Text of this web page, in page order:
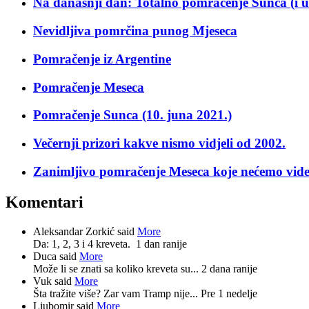
Nevidljiva pomrčina punog Mjeseca
Pomračenje iz Argentine
Pomračenje Meseca
Pomračenje Sunca (10. juna 2021.)
Večernji prizori kakve nismo vidjeli od 2002.
Zanimljivo pomračenje Meseca koje nećemo
Komentari
Aleksandar Zorkić said More
Da: 1, 2, 3 i 4 kreveta. 1 dan ranije
Duca said More
Može li se znati sa koliko kreveta su... 2 dana ranije
Vuk said More
Šta tražite više? Zar vam Tramp nije... Pre 1 nedelje
Ljubomir said More